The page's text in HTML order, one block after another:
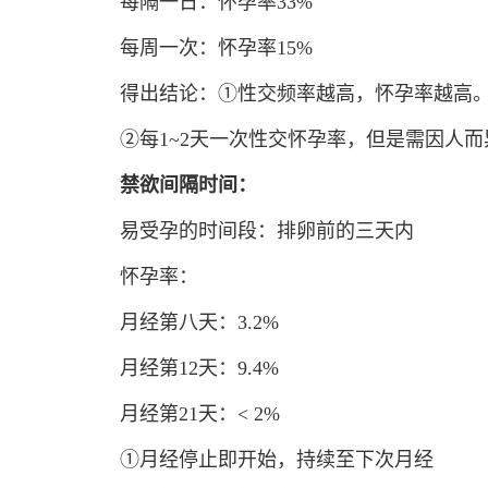
每周一次：怀孕率15%
得出结论：①性交频率越高，怀孕率越高。
②每1~2天一次性交怀孕率，但是需因人而
禁欲间隔时间：
易受孕的时间段：排卵前的三天内
怀孕率：
月经第八天：3.2%
月经第12天：9.4%
月经第21天：< 2%
①月经停止即开始，持续至下次月经